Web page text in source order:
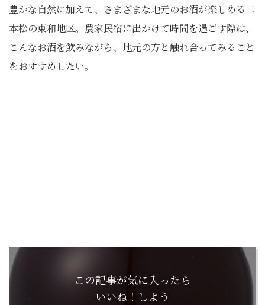
豊かな自然に加えて、さまざまな地元のお酒が楽しめる二
本松の東和地区。農家民宿に出かけて時間を過ごす際は、
こんなお酒を飲みながら、地元の方と触れ合ってみること
をおすすめしたい。
この記事が気に入ったら
いいね！しよう